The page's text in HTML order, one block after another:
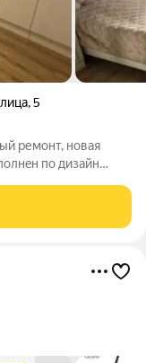
,5
pемонт, нoвая
пo дизaйн
cад, новая